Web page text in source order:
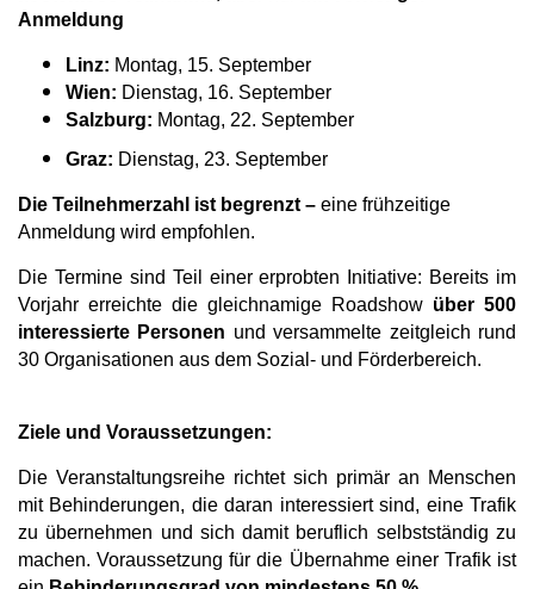
Anmeldung
Linz: Montag, 15. September
Wien: Dienstag, 16. September
Salzburg: Montag, 22. September
Graz: Dienstag, 23. September
Die Teilnehmerzahl ist begrenzt – eine frühzeitige
Anmeldung wird empfohlen.
Die Termine sind Teil einer erprobten Initiative: Bereits im
Vorjahr erreichte die gleichnamige Roadshow über 500
interessierte Personen und versammelte zeitgleich rund
30 Organisationen aus dem Sozial- und Förderbereich.
Ziele und Voraussetzungen:
Die Veranstaltungsreihe richtet sich primär an Menschen
mit Behinderungen, die daran interessiert sind, eine Trafik
zu übernehmen und sich damit beruflich selbstständig zu
machen. Voraussetzung für die Übernahme einer Trafik ist